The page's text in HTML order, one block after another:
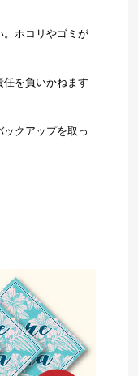
。ホコリやゴミが
を負いかねます
クアップを取っ